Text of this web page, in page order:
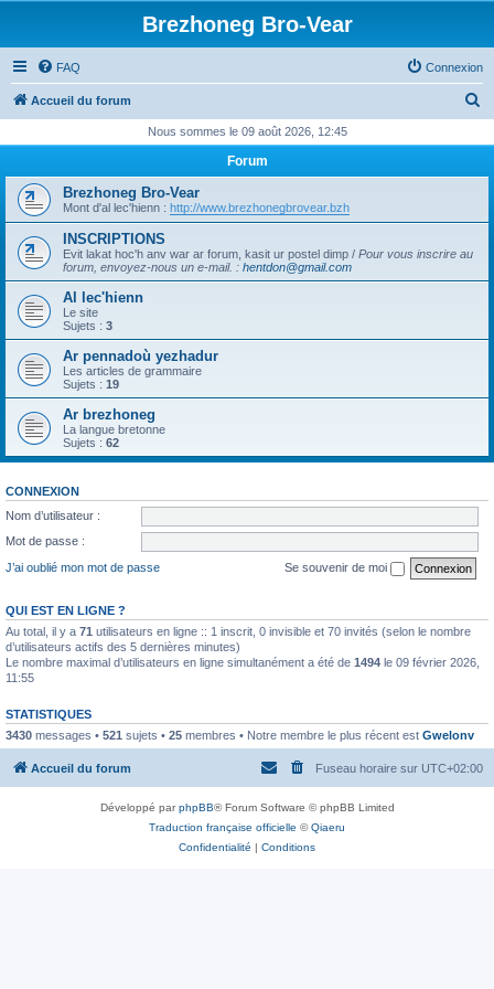
Brezhoneg Bro-Vear
FAQ Connexion
Accueil du forum
h
h
r
Nous sommes le 09 août 2026, 12:45
Forum
Brezhoneg Bro-Vear
Mont d'al lec'hienn : http://www.brezhonegbrovear.bzh
INSCRIPTIONS
Evit lakat hoc'h anv war ar forum, kasit ur postel dimp / Pour vous inscrire au
forum, envoyez-nous un e-mail. : hentdon@gmail.com
Al lec'hienn
Le site
Sujets : 3
Ar pennadoù yezhadur
Les articles de grammaire
Sujets : 19
Ar brezhoneg
La langue bretonne
Sujets : 62
CONNEXION
Nom d’utilisateur :
Mot de passe :
J’ai oublié mon mot de passe
Se souvenir de moi
QUI EST EN LIGNE ?
Au total, il y a 71 utilisateurs en ligne :: 1 inscrit, 0 invisible et 70 invités (selon le nombre
d’utilisateurs actifs des 5 dernières minutes)
Le nombre maximal d’utilisateurs en ligne simultanément a été de 1494 le 09 février 2026,
11:55
STATISTIQUES
3430 messages • 521 sujets • 25 membres • Notre membre le plus récent est Gwelonv
Accueil du forum Fuseau horaire sur UTC+02:00
Développé parphpBB® Forum Software © phpBB Limited
Traduction française officielle ©Qiaeru
Confidentialité | Conditions